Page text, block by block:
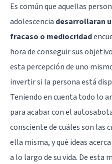
Es común que aquellas
adolescencia desarrollaran
fracaso o mediocridad
hora de conseguir sus
esta percepción de uno
invertir si la persona está
Teniendo en cuenta todo lo
para acabar con el
consciente de cuáles son las
ella misma, y qué ideas
a lo largo de su vida. De esta